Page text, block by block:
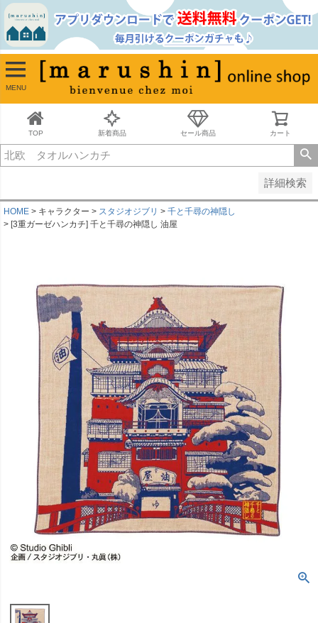
MENU
TOP 新着商品 セール商品 カート
詳細検索
並び順
新着順
古い順
価格が安い順
価格が高い順
キーワードヒット順
HOME キャラクター スタジオジブリ
千と千尋の神隠し
[3重ガーゼハンカチ] 千と千尋の神隠し 油屋